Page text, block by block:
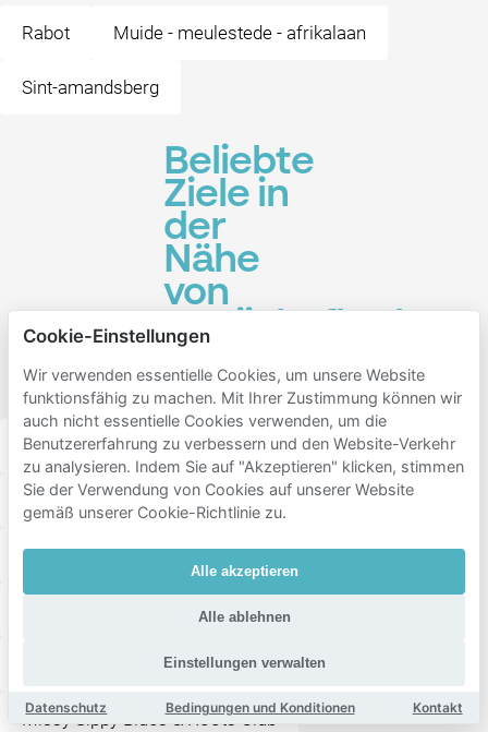
Rabot Muide - meulestede - afrikalaan
Sint-amandsberg
Beliebte
Ziele in
der
Nähe
von
Begijnhofkerk
Sint-
Elisabeth
Design Museum Gent Gravensteen
Sint-Veerleplein Restaurant De Graslei
Sint-Michielsbrug Groentenmarkt
Poule & Poulette
Huis van Alijn
Missy Sippy Blues & Roots Club
Cookie-Einstellungen
Wir verwenden essentielle Cookies, um unsere Website
funktionsfähig zu machen. Mit Ihrer Zustimmung können wir
auch nicht essentielle Cookies verwenden, um die
Benutzererfahrung zu verbessern und den Website-Verkehr
zu analysieren. Indem Sie auf "Akzeptieren" klicken, stimmen
Sie der Verwendung von Cookies auf unserer Website
gemäß unserer Cookie-Richtlinie zu.
Alle akzeptieren
Alle ablehnen
Einstellungen verwalten
Datenschutz Bedingungen und Konditionen Kontakt